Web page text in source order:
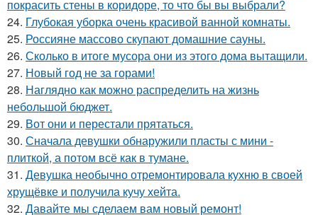
покрасить стены в коридоре, то что бы вы выбрали?
24. Глубокая уборка очень красивой ванной комнаты.
25. Россияне массово скупают домашние сауны.
26. Сколько в итоге мусора они из этого дома вытащили.
27. Новый год не за горами!
28. Наглядно как можно распределить на жизнь
небольшой бюджет.
29. Вот они и перестали прятаться.
30. Сначала девушки обнаружили пласты с мини -
плиткой, а потом всё как в тумане.
31. Девушка необычно отремонтировала кухню в своей
хрущёвке и получила кучу хейта.
32. Давайте мы сделаем вам новый ремонт!